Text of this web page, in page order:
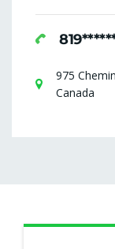
975
Canada